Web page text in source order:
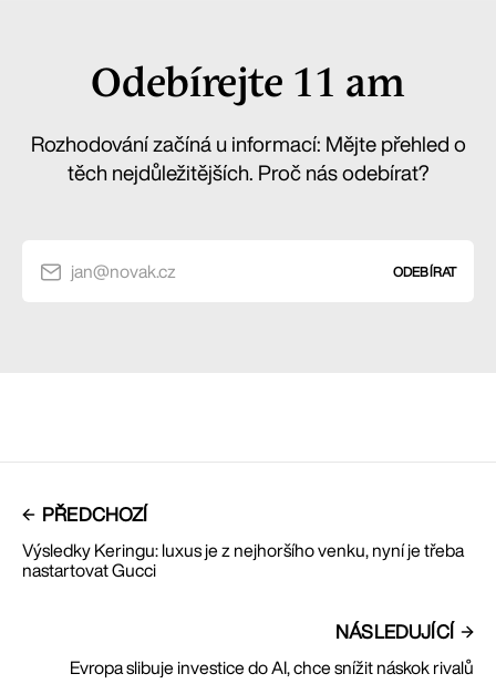
Odebírejte 11 am
Rozhodování začíná u informací: Mějte přehled o
těch nejdůležitějších. Proč nás odebírat?
jan@novak.cz ODEBÍRAT
PŘEDCHOZÍ
Výsledky Keringu: luxus je z nejhoršího venku, nyní je třeba
nastartovat Gucci
NÁSLEDUJÍCÍ
Evropa slibuje investice do AI, chce snížit náskok rivalů